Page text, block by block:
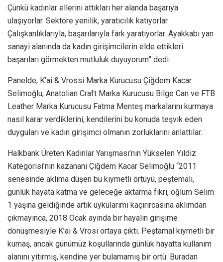
Çünkü kadınlar ellerini attıkları her alanda başarıya
ulaşıyorlar. Sektöre yenilik, yaratıcılık katıyorlar.
Çalışkanlıklarıyla, başarılarıyla fark yaratıyorlar. Ayakkabı yan
sanayi alanında da kadın girişimcilerin elde ettikleri
başarıları görmekten mutluluk duyuyorum” dedi.
Panelde, K’ai & Vrossi Marka Kurucusu Çiğdem Kacar
Selimoğlu, Anatolian Craft Marka Kurucusu Bilge Can ve FTB
Leather Marka Kurucusu Fatma Menteş markalarını kurmaya
nasıl karar verdiklerini, kendilerini bu konuda teşvik eden
duyguları ve kadın girişimci olmanın zorluklarını anlattılar.
Halkbank Üreten Kadınlar Yarışması’nın Yükselen Yıldız
Kategorisi’nin kazananı Çiğdem Kacar Selimoğlu “2011
senesinde aklıma düşen bu kıymetli örtüyü, peştemalı,
günlük hayata katma ve geleceğe aktarma fikri, oğlum Selim
1 yaşına geldiğinde artık uykularımı kaçırırcasına aklımdan
çıkmayınca, 2018 Ocak ayında bir hayalin girişime
dönüşmesiyle K’ai & Vrosi ortaya çıktı. Peştamal kıymetli bir
kumaş, ancak günümüz koşullarında günlük hayatta kullanım
alanını yitirmiş, kendine yer bulamamış bir örtü. Buradan